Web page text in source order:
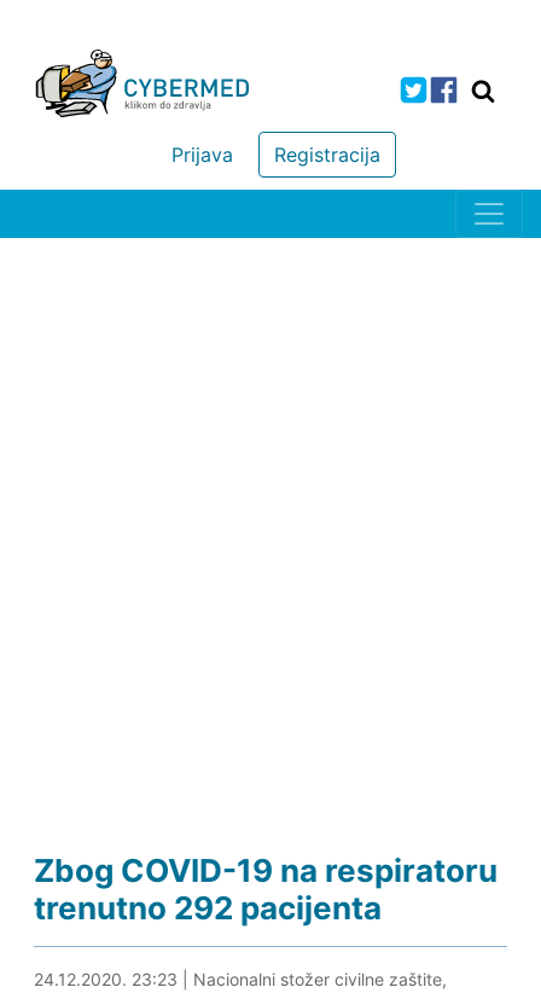
Registracija
Prijava
Zbog COVID-19 na respiratoru
trenutno 292 pacijenta
25.12.2020. 01:30
24.12.2020. 23:23
Nacionalni stožer civilne zaštite,